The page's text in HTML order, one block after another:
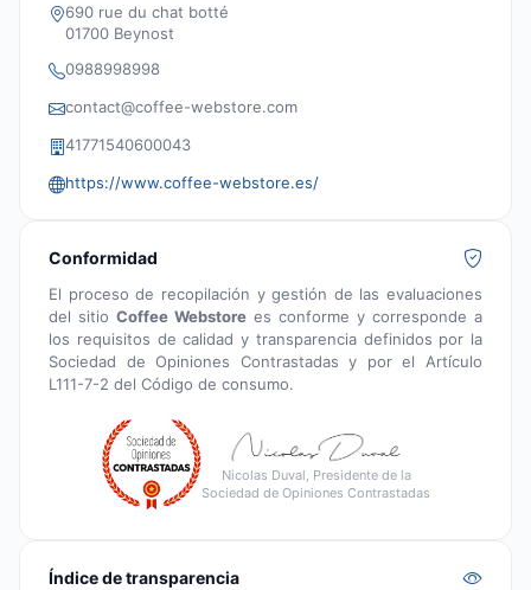
690 rue du chat botté
01700 Beynost
0988998998
contact@coffee-webstore.com
41771540600043
https://www.coffee-webstore.es/
Conformidad
El proceso de recopilación y gestión de las evaluaciones
del sitio Coffee Webstore es conforme y corresponde a
los requisitos de calidad y transparencia definidos por la
Sociedad de Opiniones Contrastadas y por el Artículo
L111-7-2 del Código de consumo.
Nicolas Duval, Presidente de la
Sociedad de Opiniones Contrastadas
Índice de transparencia